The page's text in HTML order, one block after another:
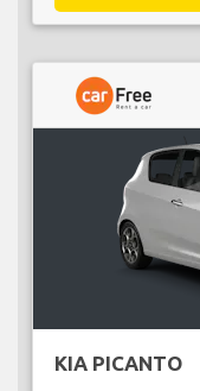
KIA PICANTO